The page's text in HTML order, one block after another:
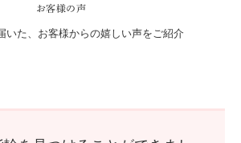
お客様の声
いた、お客様からの嬉しい声をご紹介